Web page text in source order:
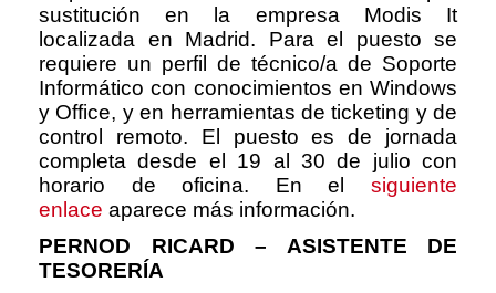
sustitución en la empresa Modis It
localizada en Madrid. Para el puesto se
requiere un perfil de técnico/a de Soporte
Informático con conocimientos en Windows
y Office, y en herramientas de ticketing y de
control remoto. El puesto es de jornada
completa desde el 19 al 30 de julio con
horario de oficina. En el siguiente
enlace aparece más información.
PERNOD RICARD – ASISTENTE DE
TESORERÍA